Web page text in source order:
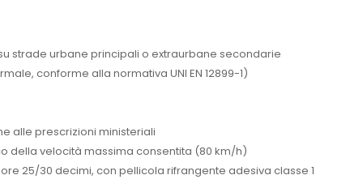
strade urbane principali o extraurbane secondarie
conforme alla normativa UNI EN 12899-1)
alle prescrizioni ministeriali
della velocità massima consentita (80 km/h)
25/30 decimi, con pellicola rifrangente adesiva classe 1